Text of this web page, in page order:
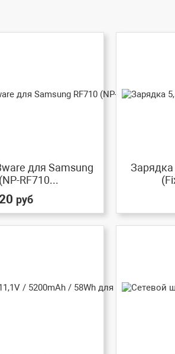
для Samsung
RF710...
руб
Зарядка